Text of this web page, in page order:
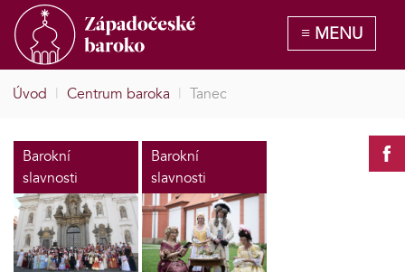
Úvod | Centrum baroka | Tanec
Barokní
slavnosti
Barokní
slavnosti